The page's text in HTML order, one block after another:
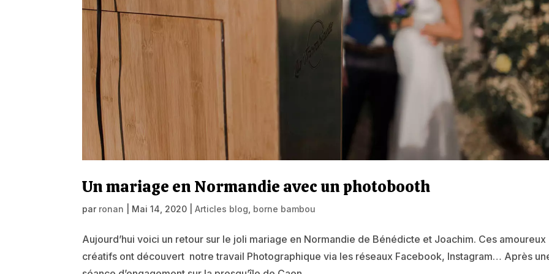
Un mariage en Normandie avec un photobooth
par ronan Mai 14, 2020 |Articles blog borne bambou
Aujourd’hui voici un retour sur le joli mariage en Normandie de Bénédicte et Joachim. Ces amoureux
créatifs ont découvert notre travail Photographique via les réseaux Facebook, Instagram… Après